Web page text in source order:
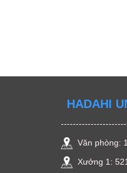
HADAHI
Văn phòng:
Xưởng 1: